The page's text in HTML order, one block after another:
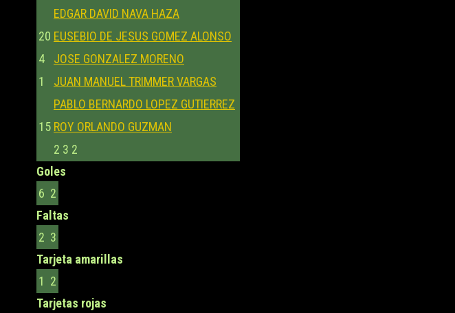
EDGAR DAVID NAVA HAZA
20 EUSEBIO DE JESUS GOMEZ ALONSO
4
JOSE GONZALEZ MORENO
1
JUAN MANUEL TRIMMER VARGAS
PABLO BERNARDO LOPEZ GUTIERREZ
15 ROY ORLANDO GUZMAN
2 3 2
Goles
6 2
Faltas
2 3
Tarjeta amarillas
1 2
Tarjetas rojas